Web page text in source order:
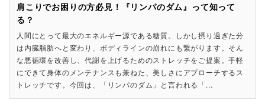
肩こりでお困りの方必見！『リンパのダム』って知って
る？
人間にとって最大のエネルギー源である糖質。しかし摂り過ぎた分
は内臓脂肪へと変わり、ボディラインの崩れにも繋がります。そん
な悪循環を改善し、代謝を上げるためのストレッチをご提案。手軽
にできて身体のメンテナンスも兼ねた、美しさにアプローチするス
トレッチです。今回は、「リンパのダム」と言われる「...